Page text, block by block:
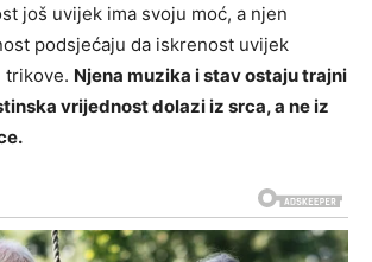
još uvijek ima svoju moć, a njen
podsjećaju da iskrenost uvijek
trikove. Njena muzika i stav ostaju trajni
vrijednost dolazi iz srca, a ne iz